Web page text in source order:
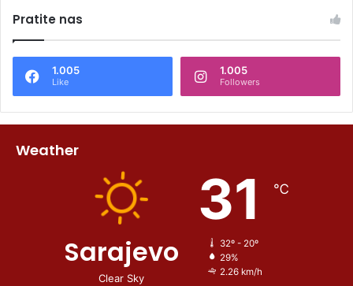
Pratite nas
1.005
Like
1.005
Followers
Weather
Sarajevo
Clear Sky
31 ℃
32º - 20º
29%
2.26 km/h